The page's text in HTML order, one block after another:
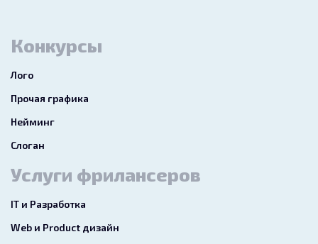
Конкурсы
Лого
Прочая графика
Нейминг
Слоган
Услуги фрилансеров
IT и Разработка
Web и Product дизайн